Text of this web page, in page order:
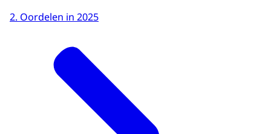
2. Oordelen in 2025